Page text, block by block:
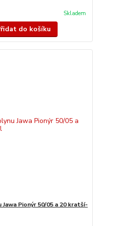
Skladem
do košíku
Pionýr 50/05 a 20 kratší-